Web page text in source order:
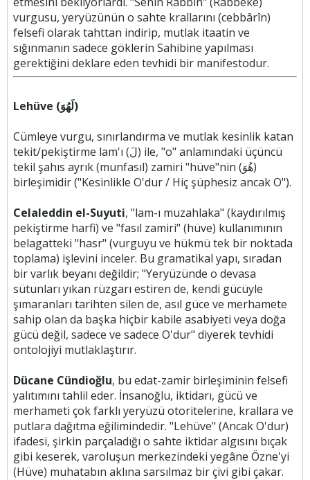
vurgusu, yeryüzünün o sahte krallarını (cebbârîn)
felsefi olarak tahttan indirip, mutlak itaatin ve
sığınmanın sadece göklerin Sahibine yapılması
gerektiğini deklare eden tevhidi bir manifestodur.
Lehüve (لَهُوَ)
Cümleye vurgu, sınırlandırma ve mutlak kesinlik katan
tekit/pekiştirme lam'ı (لَ) ile, "o" anlamındaki üçüncü
tekil şahıs ayrık (munfasıl) zamiri "hüve"nin (هُوَ)
birleşimidir ("Kesinlikle O'dur / Hiç şüphesiz ancak O").
Celaleddin el-Suyuti, "lam-ı muzahlaka" (kaydırılmış
pekiştirme harfi) ve "fasıl zamiri" (hüve) kullanımının
belagatteki "hasr" (vurguyu ve hükmü tek bir noktada
toplama) işlevini inceler. Bu gramatikal yapı, sıradan
bir varlık beyanı değildir; "Yeryüzünde o devasa
sütunları yıkan rüzgarı estiren de, kendi gücüyle
şımaranları tarihten silen de, asıl güce ve merhamete
sahip olan da başka hiçbir kabile asabiyeti veya doğa
gücü değil, sadece ve sadece O'dur" diyerek tevhidi
ontolojiyi mutlaklaştırır.
Dücane Cündioğlu, bu edat-zamir birleşiminin felsefi
yalıtımını tahlil eder. İnsanoğlu, iktidarı, gücü ve
merhameti çok farklı yeryüzü otoritelerine, krallara ve
putlara dağıtma eğilimindedir. "Lehüve" (Ancak O'dur)
ifadesi, şirkin parçaladığı o sahte iktidar algısını bıçak
gibi keserek, varoluşun merkezindeki yegâne Özne'yi
(Hüve) muhatabın aklına sarsılmaz bir çivi gibi çakar.